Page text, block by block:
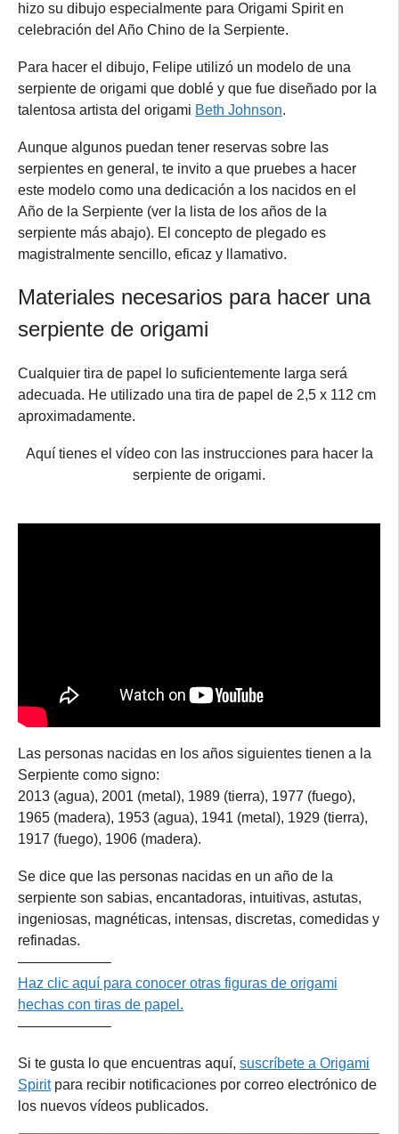
hizo su dibujo especialmente para Origami Spirit en
celebración del Año Chino de la Serpiente.
Para hacer el dibujo, Felipe utilizó un modelo de una
serpiente de origami que doblé y que fue diseñado por la
talentosa artista del origami Beth Johnson.
Aunque algunos puedan tener reservas sobre las
serpientes en general, te invito a que pruebes a hacer
este modelo como una dedicación a los nacidos en el
Año de la Serpiente (ver la lista de los años de la
serpiente más abajo). El concepto de plegado es
magistralmente sencillo, eficaz y llamativo.
Materiales necesarios para hacer una
serpiente de origami
Cualquier tira de papel lo suficientemente larga será
adecuada. He utilizado una tira de papel de 2,5 x 112 cm
aproximadamente.
Aquí tienes el vídeo con las instrucciones para hacer la
serpiente de origami.
Las personas nacidas en los años siguientes tienen a la
Serpiente como signo:
2013 (agua), 2001 (metal), 1989 (tierra), 1977 (fuego),
1965 (madera), 1953 (agua), 1941 (metal), 1929 (tierra),
1917 (fuego), 1906 (madera).
Se dice que las personas nacidas en un año de la
serpiente son sabias, encantadoras, intuitivas, astutas,
ingeniosas, magnéticas, intensas, discretas, comedidas y
refinadas.
——————–
Haz clic aquí para conocer otras figuras de origami
hechas con tiras de papel.
——————–
Si te gusta lo que encuentras aquí, suscríbete a Origami
Spiritpara recibir notificaciones por correo electrónico de
los nuevos vídeos publicados.